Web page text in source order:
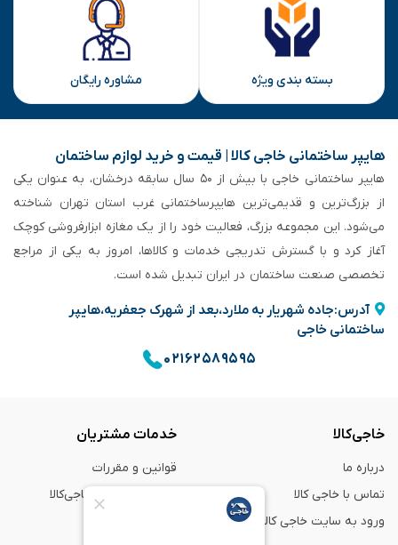
بسته بندی ویژه مشاوره رایگان
هایپر ساختمانی خاجی‌ کالا | قیمت و خرید لوازم ساختمان
هایپر ساختمانی خاجی‌ با بیش از ۵۰ سال سابقه‌ درخشان، به عنوان یکی
از بزرگ‌ترین و قدیمی‌ترین هایپرساختمانی‌ غرب استان تهران شناخته
می‌شود. این مجموعه بزرگ، فعالیت خود را از یک مغازه ابزارفروشی کوچک
آغاز کرد و با گسترش تدریجی خدمات و کالاها، امروز به یکی از مراجع
تخصصی صنعت ساختمان در ایران تبدیل شده است.
آدرس:جاده شهریار به ملارد،بعد از شهرک جعفریه،هایپر
ساختمانی خاجی
۰۲۱۶۲۵۸۹۵۹۵
خاجی‌کالا
درباره ما
تماس با خاجی کالا
ورود به سایت خاجی‌ کالا
خدمات مشتریان
قوانین و مقررات
راهنمای خرید از خاجی‌کالا